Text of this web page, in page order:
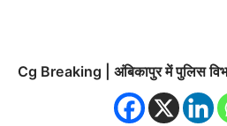
Cg Breaking | अंबिकापुर में पुलिस